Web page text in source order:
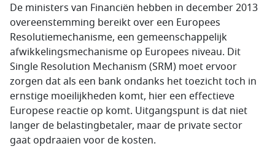
De ministers van Financiën hebben in december 2013
overeenstemming bereikt over een Europees
Resolutiemechanisme, een gemeenschappelijk
afwikkelingsmechanisme op Europees niveau. Dit
Single Resolution Mechanism (SRM) moet ervoor
zorgen dat als een bank ondanks het toezicht toch in
ernstige moeilijkheden komt, hier een effectieve
Europese reactie op komt. Uitgangspunt is dat niet
langer de belastingbetaler, maar de private sector
gaat opdraaien voor de kosten.